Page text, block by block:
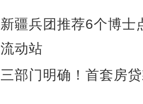
新疆兵团推荐6个博士
流动站
三部门明确！首套房